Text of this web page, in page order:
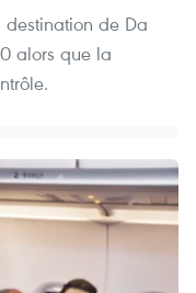
de Da
alors que la